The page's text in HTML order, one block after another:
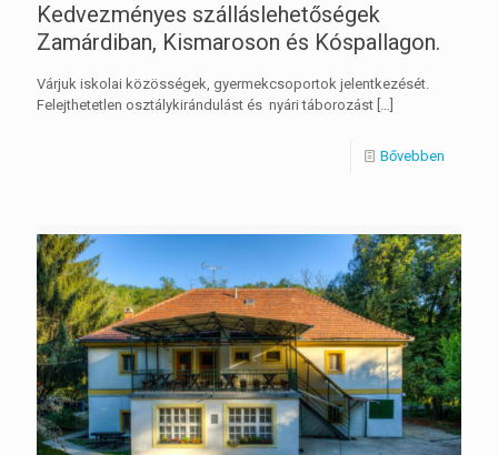
Kedvezményes szálláslehetőségek
Zamárdiban, Kismaroson és Kóspallagon.
Várjuk iskolai közösségek, gyermekcsoportok jelentkezését.
Felejthetetlen osztálykirándulást és nyári táborozást […]
Bővebben